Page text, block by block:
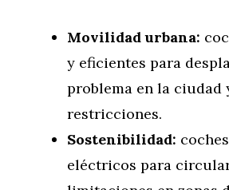
Movilidad urbana:
y eficientes para
problema en la ciudad
restricciones.
Sostenibilidad:
eléctricos para